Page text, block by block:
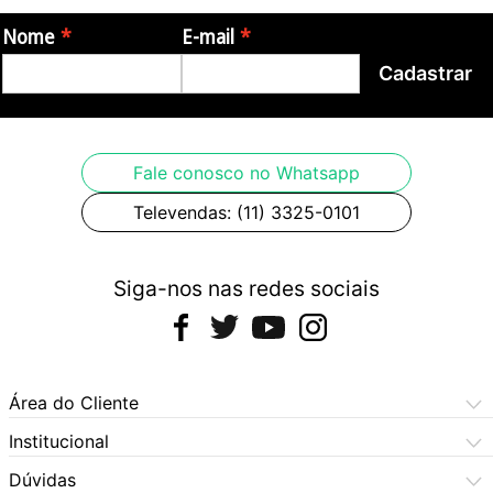
Garantia: 12 meses de garantia pelo fabricante.
Nome E-mail
Cadastrar
Fale conosco no Whatsapp
Televendas: (11) 3325-0101
Siga-nos nas redes sociais
Área do Cliente
Meus Pedidos
Meus Dados
Institucional
Central de Atendimento
Dúvidas